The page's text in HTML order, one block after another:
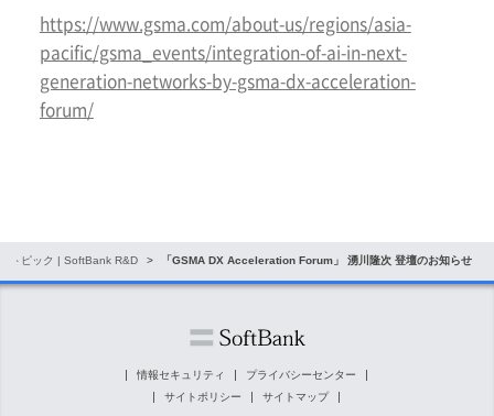
https://www.gsma.com/about-us/regions/asia-
pacific/gsma_events/integration-of-ai-in-next-
generation-networks-by-gsma-dx-acceleration-
forum/
トピック | SoftBank R&D 「GSMA DX Acceleration Forum」 湧川隆次 登壇のお知らせ
情報セキュリティ
プライバシーセンター
サイトポリシー
サイトマップ